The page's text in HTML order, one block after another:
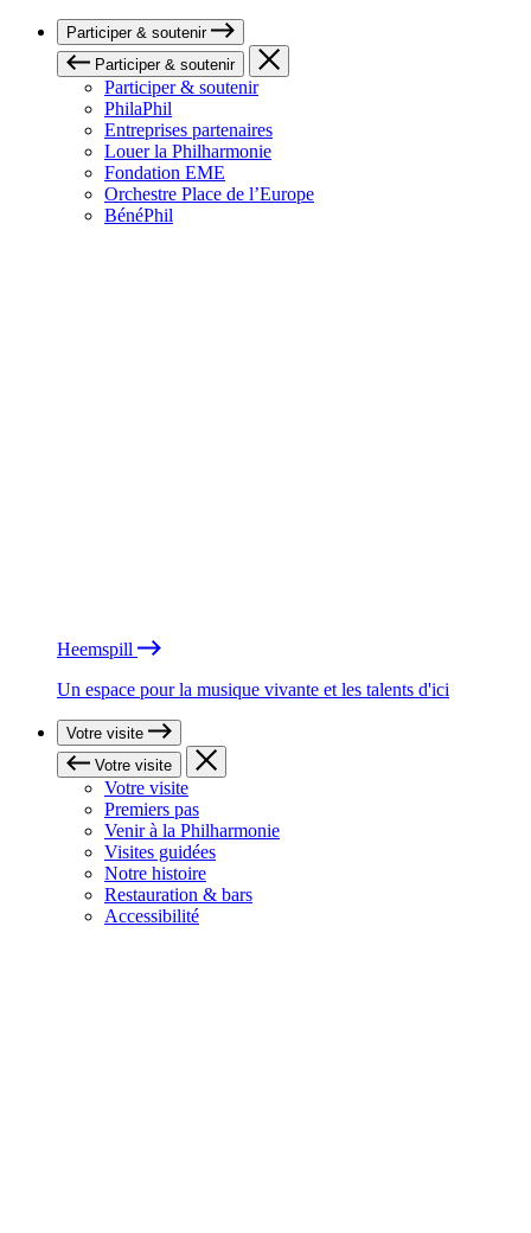
Participer & soutenir
Participer & soutenir
Participer & soutenir
PhilaPhil
Entreprises partenaires
Louer la Philharmonie
Fondation EME
Orchestre Place de l’Europe
BénéPhil
Heemspill
Un espace pour la musique vivante et les talents d'ici
Votre visite
Votre visite
Votre visite
Premiers pas
Venir à la Philharmonie
Visites guidées
Notre histoire
Restauration & bars
Accessibilité